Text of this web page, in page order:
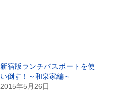
新宿版ランチパスポートを使
い倒す！～和泉家編～
2015年5月26日